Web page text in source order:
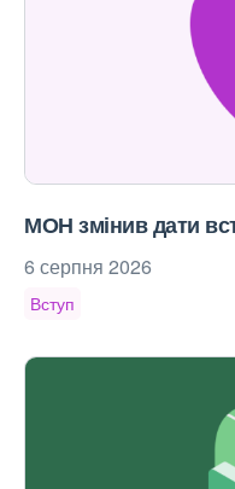
МОН змінив дати
6 серпня 2026
Вступ